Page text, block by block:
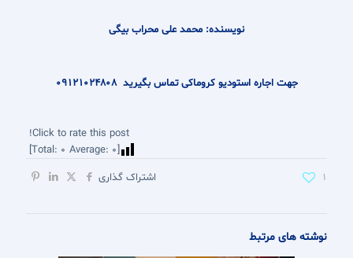
نویسنده: محمد علی محراب بیگی
جهت اجاره استودیو کروماکی تماس بگیرید09121024808
Click to rate this post!
[Total:
0 Average: 0
]
اشتراک گذاری
1
نوشته های مرتبط